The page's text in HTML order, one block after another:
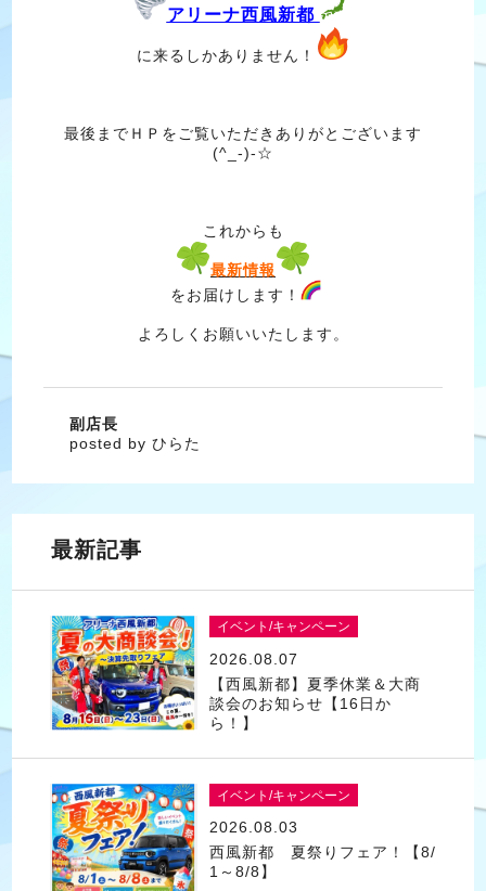
アリーナ西風新都
に来るしかありません！
最後までＨＰをご覧いただきありがとございます
(^_-)-☆
これからも
最新情報
をお届けします！
よろしくお願いいたします。
副店長
posted by ひらた
最新記事
イベント/キャンペーン
2026.08.07
【西風新都】夏季休業＆大商
談会のお知らせ【16日か
ら！】
イベント/キャンペーン
2026.08.03
西風新都 夏祭りフェア！【8/
1～8/8】